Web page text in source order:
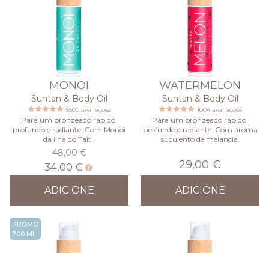
MONOI
Suntan & Body Oil
5500 avaliações
Para um bronzeado rápido,
profundo e radiante. Com Monoi
da ilha do Taiti.
48,00 €
34,00 €
ADICIONE
WATERMELON
Suntan & Body Oil
1004 avaliações
Para um bronzeado rápido,
profundo e radiante. Com aroma
suculento de melancia.
29,00 €
ADICIONE
PROMO
200 ML